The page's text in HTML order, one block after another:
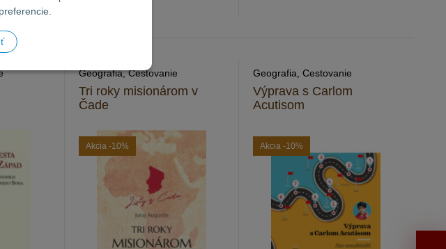
Geografia, Cestovanie
Tri roky misionárom v
Čade
Akcia -10%
Geografia, Cestovanie
Výprava s Carlom
Acutisom
Akcia -10%